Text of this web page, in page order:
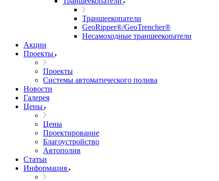
Траншеекопатели
GeoRipper®/GeoTrencher®
Несамоходные траншеекопатели
Акции
Проекты
Проекты
Системы автоматического полива
Новости
Галерея
Цены
Цены
Проектирование
Благоустройство
Автополив
Статьи
Информация